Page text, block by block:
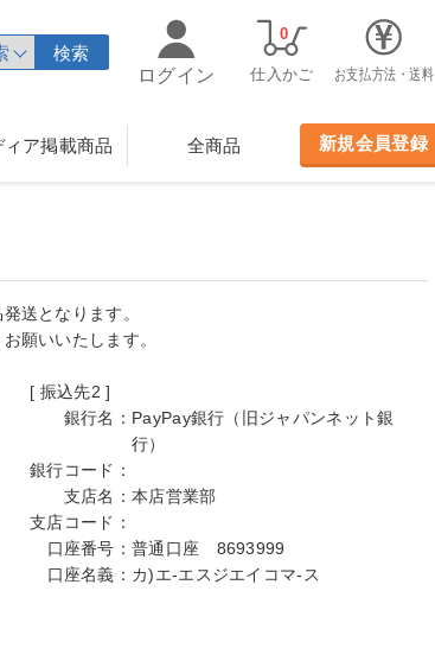
検索
ログイン
仕入かご
0
お支払方法・送料
ィア掲載商品 全商品 新規会員登録
送となります。
願いいたします。
[ 振込先2 ]
銀行名： PayPay銀行（旧ジャパンネット銀
行）
銀行コード：
支店名： 本店営業部
支店コード：
口座番号： 普通口座 8693999
口座名義： カ)エ-エスジエイコマ-ス